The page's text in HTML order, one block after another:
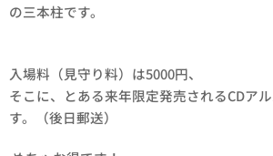
の三本柱です。
入場料（見守り料）は5000円、
そこに、とある来年限定発売されるCDア
す。（後日郵送）